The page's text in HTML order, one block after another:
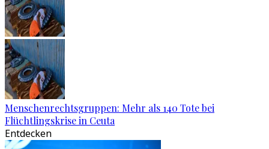
Menschenrechtsgruppen: Mehr als 140 Tote bei
Flüchtlingskrise in Ceuta
Entdecken